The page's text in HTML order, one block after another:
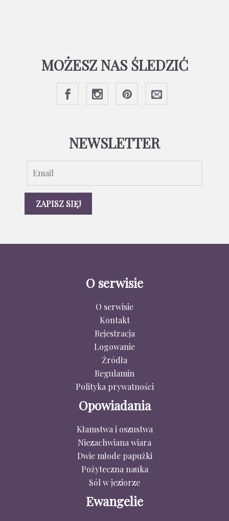
MOŻESZ NAS ŚLEDZIĆ
NEWSLETTER
O serwisie
O serwisie
Kontakt
Rejestracja
Logowanie
Źródła
Regulamin
Polityka prywatności
Opowiadania
Kłamstwa i oszustwa
Niezachwiana wiara
Dwie młode papużki
Pożyteczna nauka
Sól w jeziorze
Ewangelie